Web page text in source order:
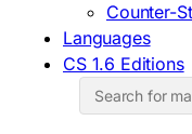
Counter-
Languages
CS 1.6 Editions